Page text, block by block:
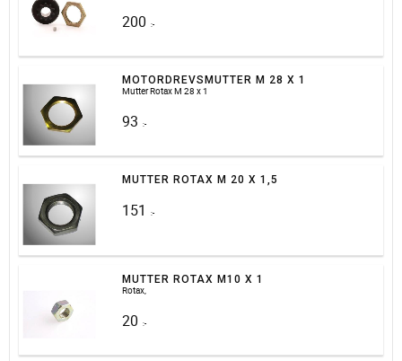
200 :-
MOTORDREVSMUTTER M 28 X 1
Mutter Rotax M 28 x 1
93 :-
MUTTER ROTAX M 20 X 1,5
151 :-
MUTTER ROTAX M10 X 1
Rotax,
20 :-